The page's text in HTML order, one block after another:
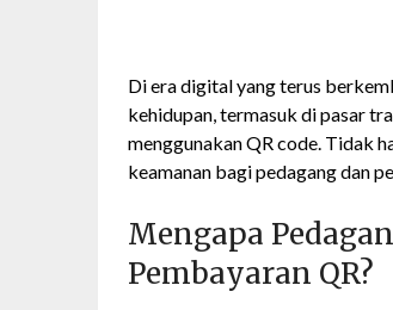
Di era digital yang terus
kehidupan, termasuk di pasar
menggunakan QR code. Tidak
keamanan bagi pedagang dan
Mengapa
Pembayaran QR?